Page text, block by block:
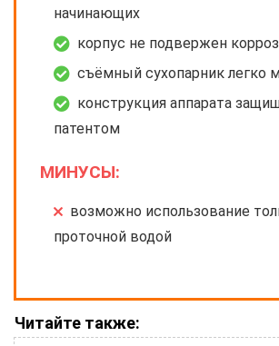
начинающих
корпус не подвержен
съёмный сухопарник легко
конструкция аппарата
патентом
МИНУСЫ:
возможно использование
проточной водой
Читайте также: